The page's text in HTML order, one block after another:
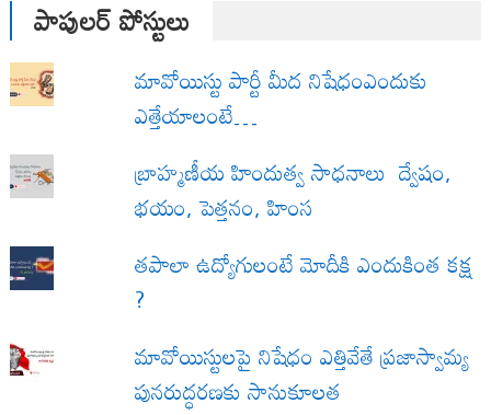
పాపులర్ పోస్టులు
మావోయిస్టు పార్టీ మీద నిషేధంఎందుకు
ఎత్తేయాలంటే…
బ్రాహ్మణీయ హిందుత్వ సాధనాలు ద్వేషం,
భయం, పెత్తనం, హింస
త‌పాలా ఉద్యోగులంటే మోదీకి ఎందుకింత కక్ష
?
మావోయిస్టులపై నిషేధం ఎత్తివేతే ప్రజాస్వామ్య
పునరుద్ధరణకు సానుకూలత